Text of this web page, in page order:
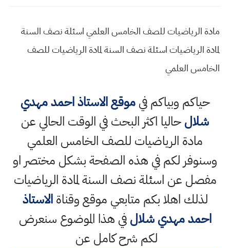
مادة الرياضيات للصف الخامس العلمي اسئلة نصف السنة
لمادة الرياضياتاسئلة نصف السنة لمادة الرياضيات للصف
الخامس العلمي
حياكم وبياكم فيموقع الاستاذ احمد مهدي
شلالحاليا اكثر البحث في الوقت الحالي عن
مادة الرياضيات للصف الخامس العلمي
وسنوفر لكم في هذه الصفحة بشكل مختصر او
مفصل عن اسئلة نصف السنة لمادة الرياضيات
لذلك اهلا بكم متابعي موقع وقناةالاستاذ
احمد مهدي شلالفي هذا الموضوع سنعرض
لكم شرح كامل عن